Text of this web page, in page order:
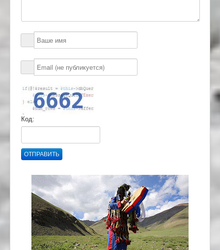
Код:
ОТПРАВИТЬ